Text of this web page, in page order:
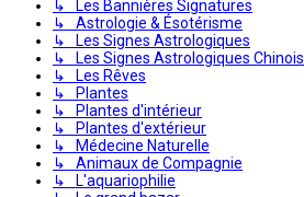
↳ Les Bannières Signatures
↳ Astrologie & Ésotérisme
↳ Les Signes Astrologiques
↳ Les Signes Astrologiques Chinois
↳ Les Rêves
↳ Plantes
↳ Plantes d'intérieur
↳ Plantes d'extérieur
↳ Médecine Naturelle
↳ Animaux de Compagnie
↳ L'aquariophilie